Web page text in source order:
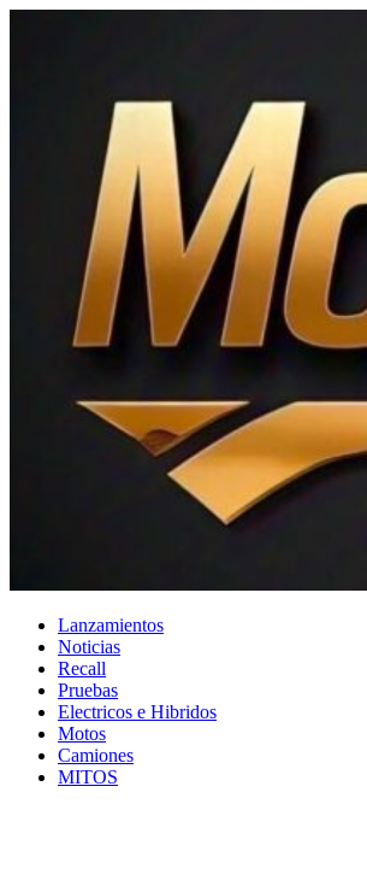
Lanzamientos
Noticias
Recall
Pruebas
Electricos e Hibridos
Motos
Camiones
MITOS